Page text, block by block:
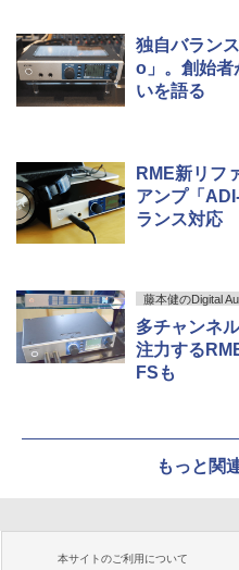
独自バラン
o」。創始者
いを語る
RME新リフ
アンプ「
ランス対応
藤本健のDigital
多チャンネ
注力する
FSも
もっと関
本サイトのご利用について